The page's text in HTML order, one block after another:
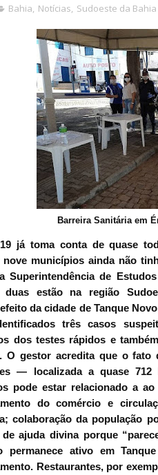
Bahia, Notícias, Sudoeste da Bahia
Barreira Sanitária em
já toma conta de quase
nove municípios ainda não
Superintendência de
duas estão na região
da cidade de Tanque
três casos
dos testes rápidos e
O gestor acredita que o fato
— localizada a quase
pode estar relacionado a
do comércio e
colaboração da população
ajuda divina porque
permanece ativo em
Restaurantes, por